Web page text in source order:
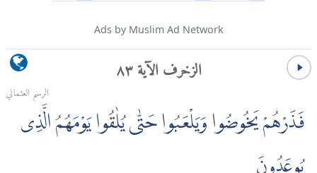
Ads by Muslim Ad Network
الزخرف الآية ٨٣
الرسم العثماني
فَذَرْهُمْ يَخُوضُوا وَيَلْعَبُوا حَتّٰى يُلٰقُوا يَوْمَهُمُ الَّذِى
يُوعَدُونَ